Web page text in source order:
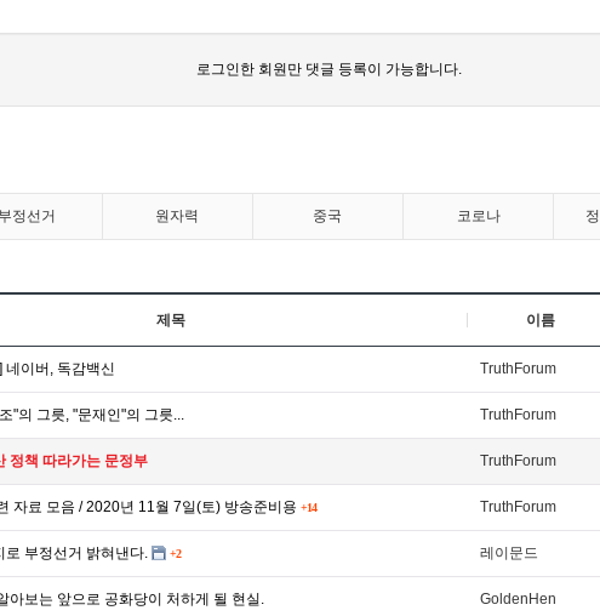
로그인한 회원만 댓글 등록이 가능합니다.
부정선거 원자력 중국 코로나
제목 이름
네이버, 독감백신 TruthForum
"의 그릇, "문재인"의 그릇... TruthForum
정책 따라가는 문정부 TruthForum
자료 모음 / 2020년 11월 7일(토) 방송준비용 +14 TruthForum
로 부정선거 밝혀낸다. +2 레이문드
아보는 앞으로 공화당이 처하게 될 현실. GoldenHen